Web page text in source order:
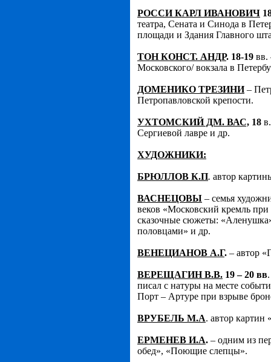
РОССИ КАРЛ ИВАНОВИЧ
театра, Сената и Синода в
площади и Здания Главного
ТОН КОНСТ. АНДР. 18-19 вв.
Московского/ вокзала в
ДОМЕНИКО ТРЕЗИНИ–
Петропавловской крепости.
УХТОМСКИЙ ДМ. ВАС, 18
Сергиевой лавре и др.
ХУДОЖНИКИ:
БРЮЛЛОВ К.П. автор
ВАСНЕЦОВЫ – семья
веков «Московский кремль
сказочные сюжеты:
половцами» и др.
ВЕНЕЦИАНОВ А.Г. – автор
ВЕРЕЩАГИН В.В. 19 – 20 вв
писал с натуры на месте
Порт – Артуре при взрыве
ВРУБЕЛЬ М.А. автор картин
ЕРМЕНЕВ И.А. – одним из
обед», «Поющие слепцы».